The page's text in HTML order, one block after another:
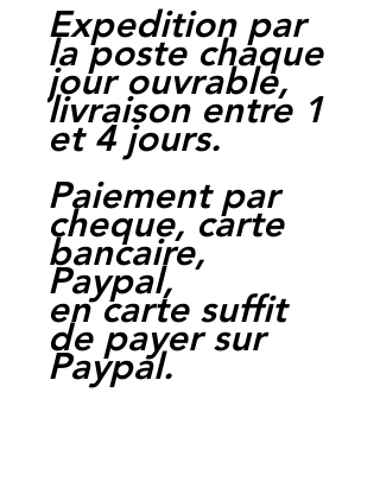
Expedition par
la poste chaque
jour ouvrable,
livraison entre 1
et 4 jours.
Paiement par
cheque, carte
bancaire,
Paypal,
en carte suffit
de payer sur
Paypal.